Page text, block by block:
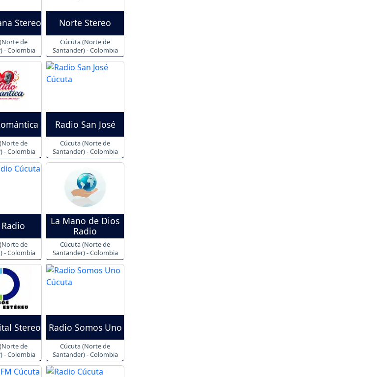
Stereo
de
- Colombia
Norte Stereo
Cúcuta (Norte de
Santander) - Colombia
de
- Colombia
Radio San José
Cúcuta (Norte de
Santander) - Colombia
de
- Colombia
La Mano de Dios
Radio
Cúcuta (Norte de
Santander) - Colombia
Stereo
de
- Colombia
Radio Somos Uno
Cúcuta (Norte de
Santander) - Colombia